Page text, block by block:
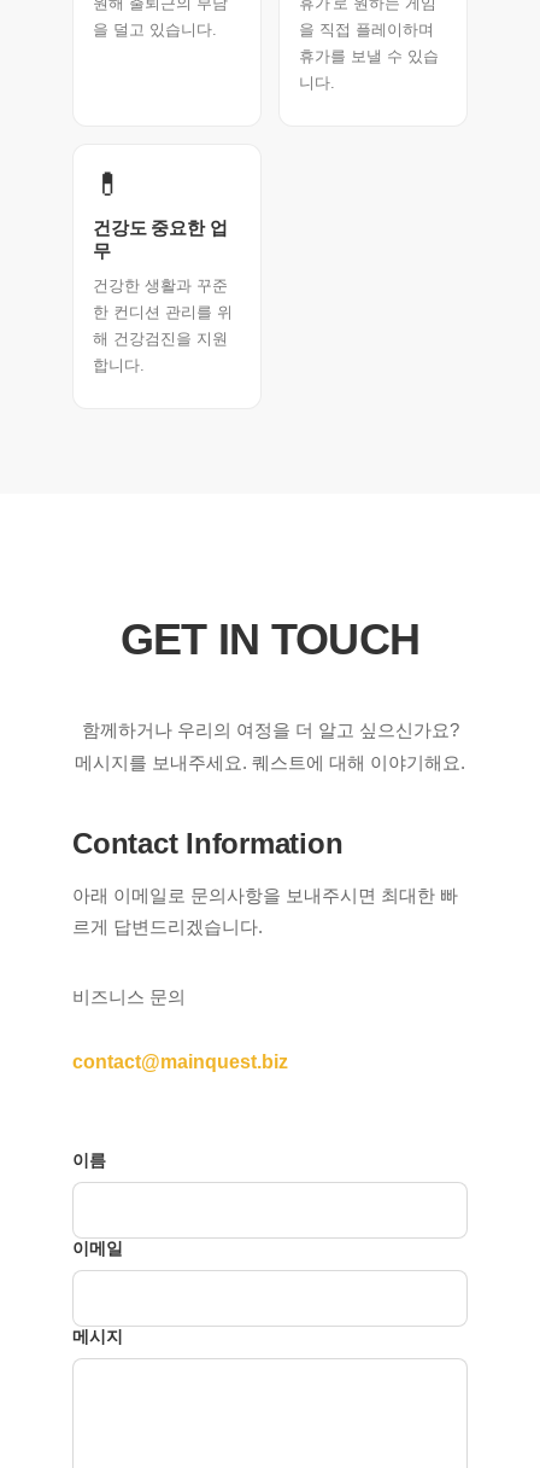
을 덜고 있습니다.
을 직접 플레이하며
휴가를 보낼 수 있습
니다.
💊
건강도 중요한 업
무
건강한 생활과 꾸준
한 컨디션 관리를 위
해 건강검진을 지원
합니다.
GET IN TOUCH
함께하거나 우리의 여정을 더 알고 싶으신가요?
메시지를 보내주세요. 퀘스트에 대해 이야기해요.
Contact Information
아래 이메일로 문의사항을 보내주시면 최대한 빠
르게 답변드리겠습니다.
비즈니스 문의
contact@mainquest.biz
이름
이메일
메시지